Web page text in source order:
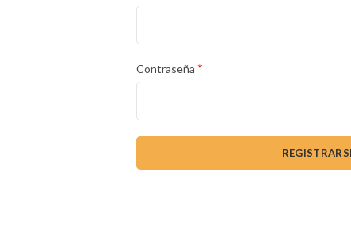
Contraseña *